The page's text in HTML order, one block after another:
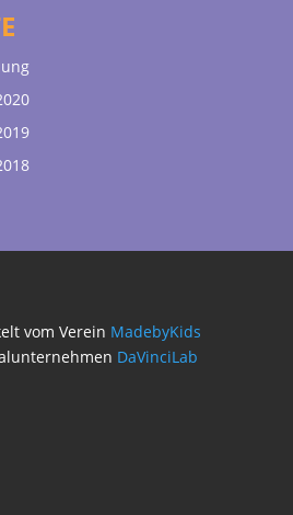
vom Verein MadebyKids
DaVinciLab